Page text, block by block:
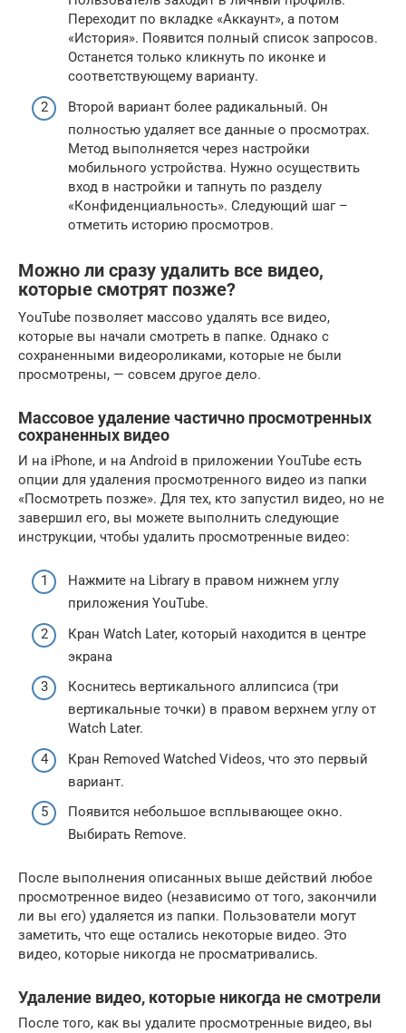
Переходит по вкладке «Аккаунт», а потом
«История». Появится полный список запросов.
Останется только кликнуть по иконке и
соответствующему варианту.
Второй вариант более радикальный. Он
полностью удаляет все данные о просмотрах.
Метод выполняется через настройки
мобильного устройства. Нужно осуществить
вход в настройки и тапнуть по разделу
«Конфиденциальность». Следующий шаг –
отметить историю просмотров.
Можно ли сразу удалить все видео,
которые смотрят позже?
YouTube позволяет массово удалять все видео,
которые вы начали смотреть в папке. Однако с
сохраненными видеороликами, которые не были
просмотрены, — совсем другое дело.
Массовое удаление частично просмотренных
сохраненных видео
И на iPhone, и на Android в приложении YouTube есть
опции для удаления просмотренного видео из папки
«Посмотреть позже». Для тех, кто запустил видео, но не
завершил его, вы можете выполнить следующие
инструкции, чтобы удалить просмотренные видео:
Нажмите на Library в правом нижнем углу
приложения YouTube.
Кран Watch Later, который находится в центре
экрана
Коснитесь вертикального аллипсиса (три
вертикальные точки) в правом верхнем углу от
Watch Later.
Кран Removed Watched Videos, что это первый
вариант.
Появится небольшое всплывающее окно.
Выбирать Remove.
После выполнения описанных выше действий любое
просмотренное видео (независимо от того, закончили
ли вы его) удаляется из папки. Пользователи могут
заметить, что еще остались некоторые видео. Это
видео, которые никогда не просматривались.
Удаление видео, которые никогда не смотрели
После того, как вы удалите просмотренные видео, вы